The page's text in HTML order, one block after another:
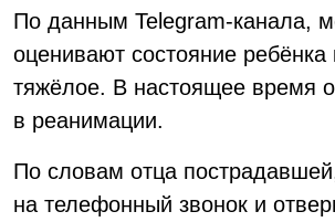
По данным Telegram-канала,
оценивают состояние ребёнка
тяжёлое. В настоящее время
в реанимации.
По словам отца
на телефонный звонок и